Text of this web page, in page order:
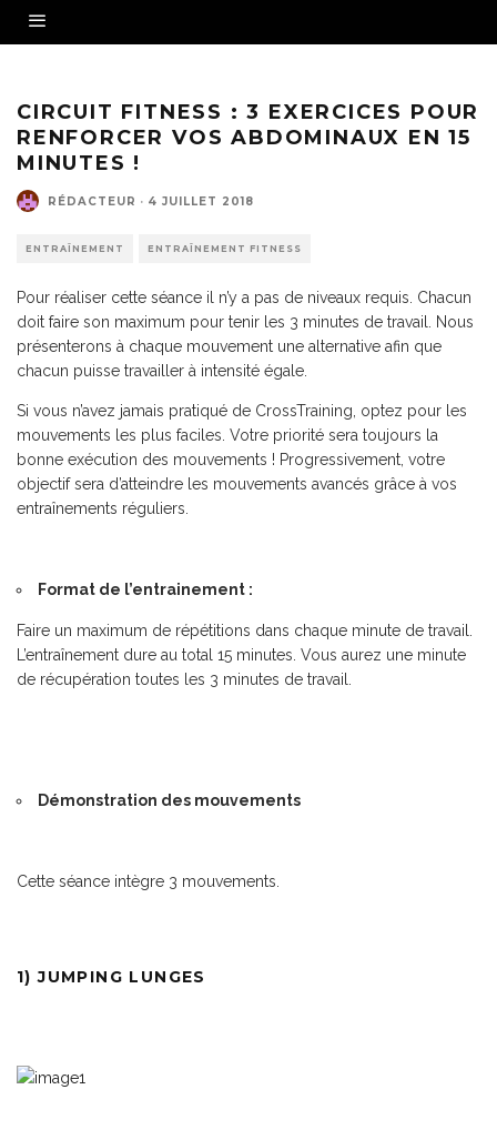
CIRCUIT FITNESS : 3 EXERCICES POUR
RENFORCER VOS ABDOMINAUX EN 15
MINUTES !
RÉDACTEUR · 4 JUILLET 2018
ENTRAÎNEMENT ENTRAÎNEMENT FITNESS
Pour réaliser cette séance il n’y a pas de niveaux requis. Chacun
doit faire son maximum pour tenir les 3 minutes de travail. Nous
présenterons à chaque mouvement une alternative afin que
chacun puisse travailler à intensité égale.
Si vous n’avez jamais pratiqué de CrossTraining, optez pour les
mouvements les plus faciles. Votre priorité sera toujours la
bonne exécution des mouvements ! Progressivement, votre
objectif sera d’atteindre les mouvements avancés grâce à vos
entraînements réguliers.
Format de l’entrainement :
Faire un maximum de répétitions dans chaque minute de travail.
L’entraînement dure au total 15 minutes. Vous aurez une minute
de récupération toutes les 3 minutes de travail.
Démonstration des mouvements
Cette séance intègre 3 mouvements.
1) JUMPING LUNGES